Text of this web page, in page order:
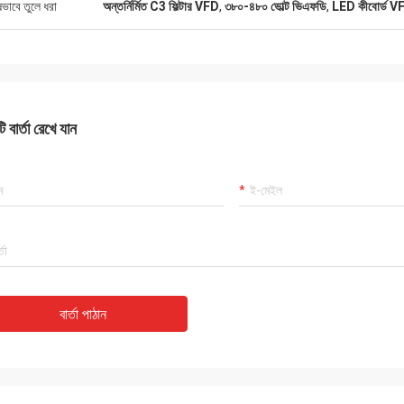
তুলে ধরা অন্তর্নির্মিত C3 ফিল্টার VFD, ৩৮০-৪৮০ ভোল্ট ভিএফডি, LED কীবোর্ড
বার্তা রেখে যান
বার্তা পাঠান